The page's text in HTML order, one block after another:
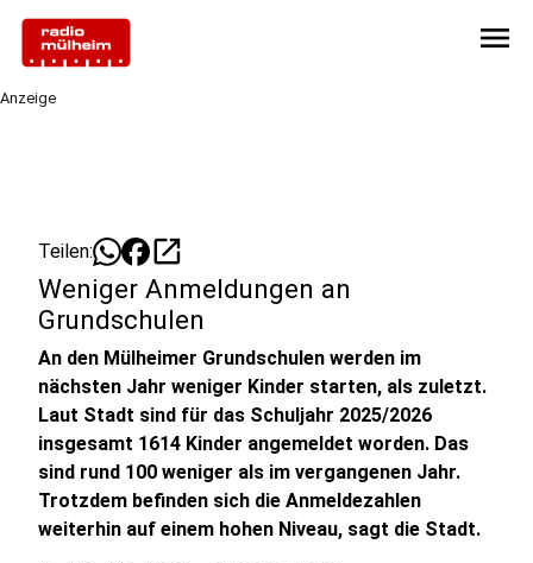
menu
Anzeige
Teilen: open_in_new
Weniger Anmeldungen an
Grundschulen
An den Mülheimer Grundschulen werden im
nächsten Jahr weniger Kinder starten, als zuletzt.
Laut Stadt sind für das Schuljahr 2025/2026
insgesamt 1614 Kinder angemeldet worden. Das
sind rund 100 weniger als im vergangenen Jahr.
Trotzdem befinden sich die Anmeldezahlen
weiterhin auf einem hohen Niveau, sagt die Stadt.